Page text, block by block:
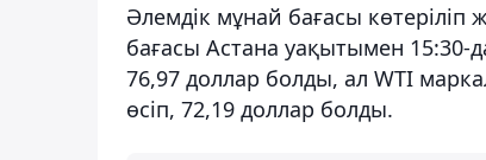
Әлемдік мұнай бағасы
бағасы Астана уақытымен 15:30-
76,97 доллар болды, ал WTI
өсіп, 72,19 доллар болды.